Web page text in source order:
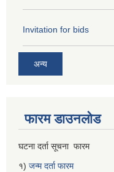
Invitation for bids
अन्य
फारम डाउनलोड
घटना दर्ता सूचना फारम
१) जन्म दर्ता फारम